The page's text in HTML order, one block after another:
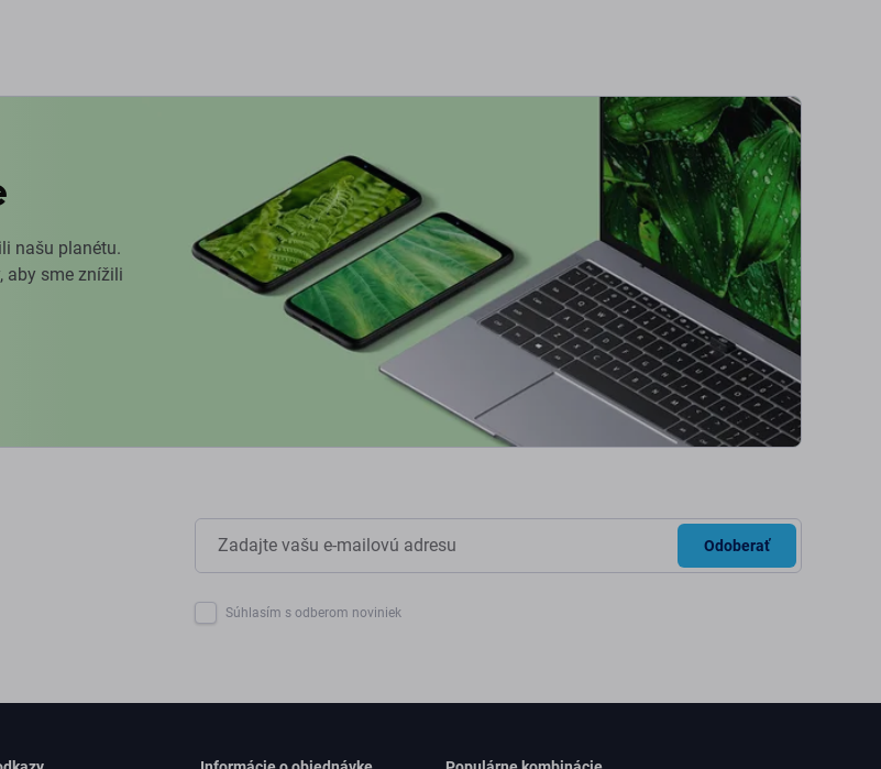
našu planétu.
aby sme znížili
Odoberať
Súhlasím s odberom noviniek